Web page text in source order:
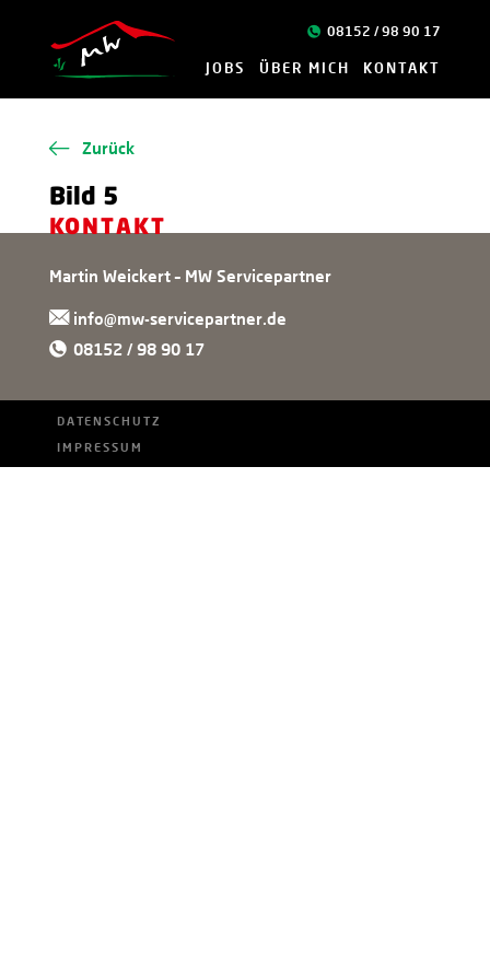
JOBS ÜBER MICH KONTAKT
08152 / 98 90 17
Zurück
Bild 5
KONTAKT
Martin Weickert – MW Servicepartner
info@mw-servicepartner.de
08152 / 98 90 17
DATENSCHUTZ
IMPRESSUM